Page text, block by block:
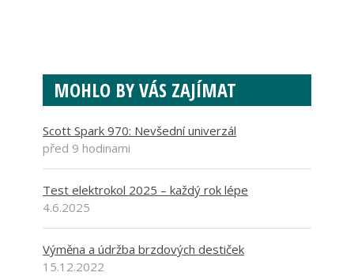
MOHLO BY VÁS ZAJÍMAT
Scott Spark 970: Nevšední univerzál
před 9 hodinami
Test elektrokol 2025 – každý rok lépe
4.6.2025
Výměna a údržba brzdových destiček
15.12.2022